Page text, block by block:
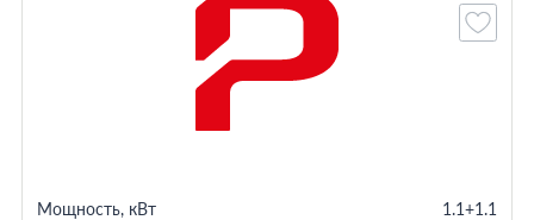
Мощность, кВт 1.1+1.1